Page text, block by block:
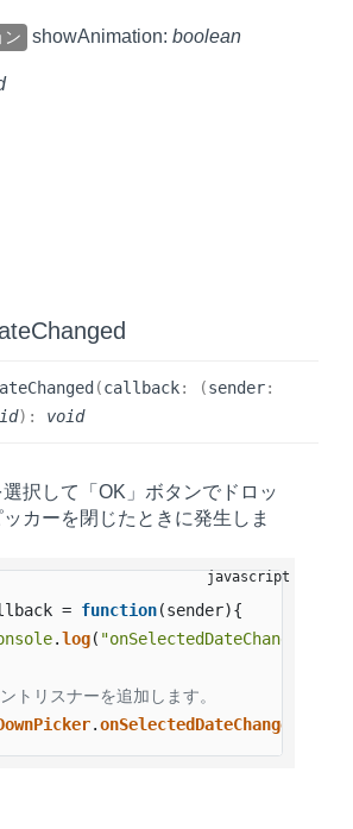
ン showAnimation: boolean
Changed
Changed (callback: (sender:
) : void
選択して「OK」ボタンでドロッ
カーを閉じたときに発生しま
= function(sender){
.log( "onSelectedDateChanged"
トリスナーを追加します。
.onSelectedDateChanged